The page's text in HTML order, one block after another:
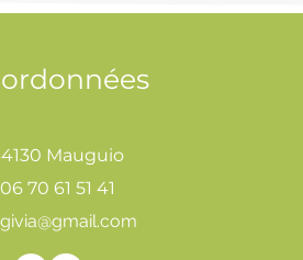
Mauguio
06 70 61 51 41